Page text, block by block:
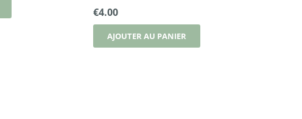
€4.00
AJOUTER AU PANIER